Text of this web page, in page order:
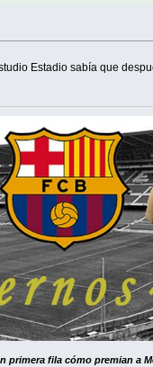
Estadio sabía que
primera fila cómo premian a